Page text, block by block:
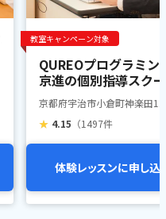
教室キャンペーン対象
QUREOプログラミン
京進の個別指導スク
ン小倉教室
京都府宇治市小倉町神楽田
★ 4.15 （1497件
体験レッスンに申し込